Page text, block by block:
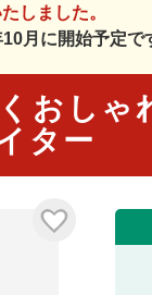
しました。
月に開始予定で
おしゃ
ター